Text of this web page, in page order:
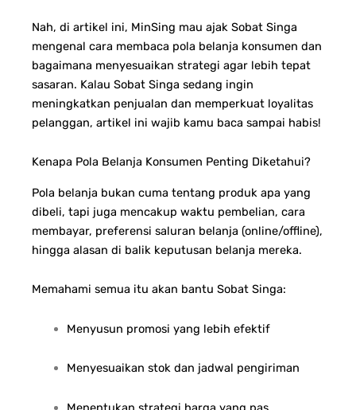
Nah, di artikel ini, MinSing mau ajak Sobat Singa
mengenal cara membaca pola belanja konsumen dan
bagaimana menyesuaikan strategi agar lebih tepat
sasaran. Kalau Sobat Singa sedang ingin
meningkatkan penjualan dan memperkuat loyalitas
pelanggan, artikel ini wajib kamu baca sampai habis!
Kenapa Pola Belanja Konsumen Penting Diketahui?
Pola belanja bukan cuma tentang produk apa yang
dibeli, tapi juga mencakup waktu pembelian, cara
membayar, preferensi saluran belanja (online/offline),
hingga alasan di balik keputusan belanja mereka.
Memahami semua itu akan bantu Sobat Singa:
Menyusun promosi yang lebih efektif
Menyesuaikan stok dan jadwal pengiriman